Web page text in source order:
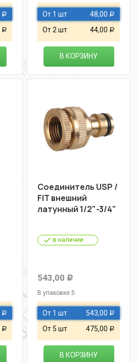
Р
Р
От 1 шт 48,00 Р
От 2 шт 44,00 Р
В КОРЗИНУ
Р
Р
Соединитель USP /
FIT внешний
латунный 1/2"-3/4"
в наличии
543,00 Р
В упаковке 5
От 1 шт 543,00 Р
От 5 шт 475,00 Р
В КОРЗИНУ